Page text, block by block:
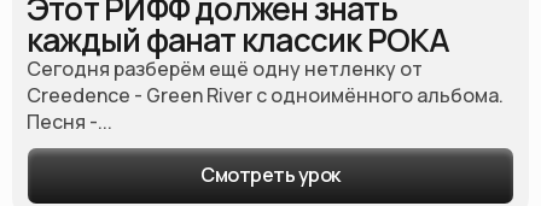
каждый фанат классик РОКА
Сегодня разберём ещё одну нетленку от
Creedence - Green River с одноимённого альбома.
Песня -...
Смотреть урок